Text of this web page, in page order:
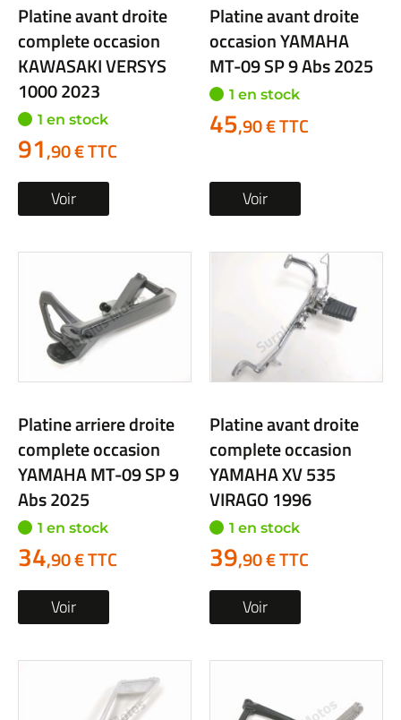
Platine avant droite
complete occasion
KAWASAKI VERSYS
1000 2023
1 en stock
91,90 € TTC
Voir
Platine avant droite
occasion YAMAHA
MT-09 SP 9 Abs 2025
1 en stock
45,90 € TTC
Voir
Platine arriere droite
complete occasion
YAMAHA MT-09 SP 9
Abs 2025
1 en stock
34,90 € TTC
Voir
Platine avant droite
complete occasion
YAMAHA XV 535
VIRAGO 1996
1 en stock
39,90 € TTC
Voir